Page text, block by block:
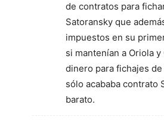
de contratos para
Satoransky que
impuestos en su
si mantenían a Oriola
dinero para fichajes
sólo acababa contrato
barato.